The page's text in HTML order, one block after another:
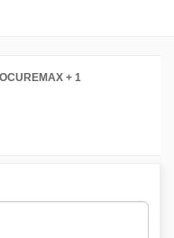
+ 1